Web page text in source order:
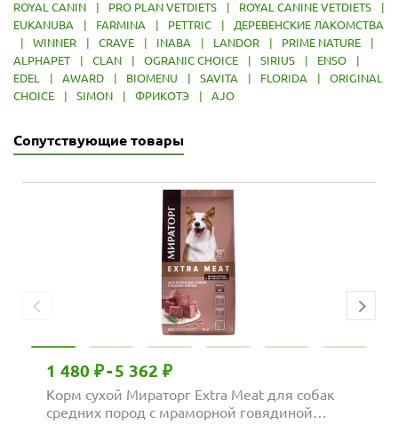
ROYAL CANIN
PRO PLAN VETDIETS ROYAL CANINE VETDIETS
EUKANUBA
FARMINA PETTRIC
ДЕРЕВЕНСКИЕ ЛАКОМСТВА
WINNER CRAVE INABA LANDOR PRIME NATURE
ALPHAPET
CLAN OGRANIC CHOICE SIRIUS ENSO
EDEL
AWARD BIOMENU SAVITA FLORIDA
ORIGINAL
CHOICE
SIMON ФРИКОТЭ AJO
Сопутствующие товары
1 480 ₽-5 362 ₽
Корм сухой Мираторг Extra Meat для собак
средних пород с мраморной говядиной